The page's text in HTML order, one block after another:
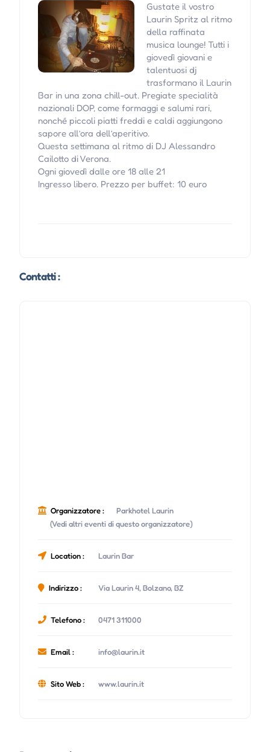
Gustate il vostro
Laurin Spritz al ritmo
della raffinata
musica lounge! Tutti i
giovedì giovani e
talentuosi dj
trasformano il Laurin
Bar in una zona chill-out. Pregiate specialità
nazionali DOP, come formaggi e salumi rari,
nonché piccoli piatti freddi e caldi aggiungono
sapore all’ora dell’aperitivo.
Questa settimana al ritmo di DJ Alessandro
Cailotto di Verona.
Ogni giovedì dalle ore 18 alle 21
Ingresso libero. Prezzo per buffet: 10 euro
Contatti :
Organizzatore :
Parkhotel Laurin
(Vedi altri eventi di questo organizzatore)
Location : Laurin Bar
Indirizzo : Via Laurin 4, Bolzano, BZ
Telefono : 0471 311000
Email : info@laurin.it
Sito Web : www.laurin.it